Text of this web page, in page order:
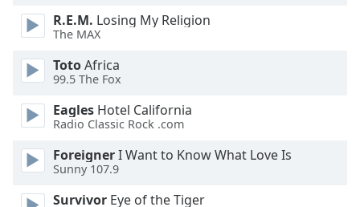
Beginning
window.
Escape
cancel
and
close
R.E.M. Losing My Religion
The MAX
TotoAfrica
99.5 The Fox
Eagles Hotel California
Radio Classic Rock .com
ForeignerI Want to Know What Love Is
Sunny 107.9
Survivor Eye of the Tiger